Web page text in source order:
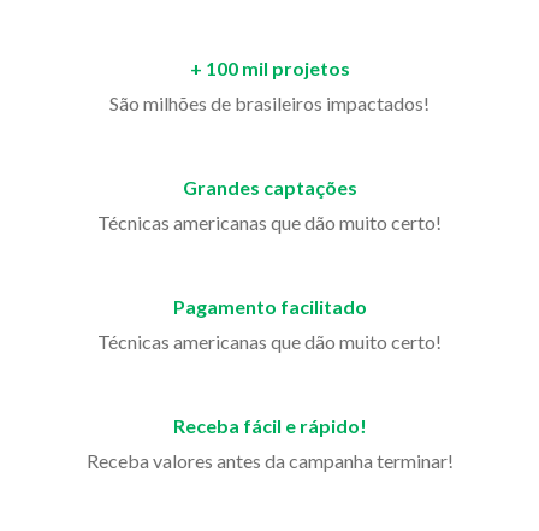
+ 100 mil projetos
São milhões de brasileiros impactados!
Grandes captações
Técnicas americanas que dão muito certo!
Pagamento facilitado
Técnicas americanas que dão muito certo!
Receba fácil e rápido!
Receba valores antes da campanha terminar!